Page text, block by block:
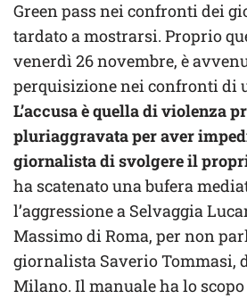
Green pass nei confronti dei
tardato a mostrarsi. Proprio
venerdì 26 novembre, è
perquisizione nei confronti di
L’accusa è quella di violenza
pluriaggravata per aver
giornalista di svolgere il
ha scatenato una bufera
l’aggressione a Selvaggia
Massimo di Roma, per non
giornalista Saverio Tommasi,
Milano. Il manuale ha lo